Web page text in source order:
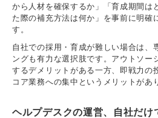
から人材を確保するか」「育成期間は
た際の補充方法は何か」を事前に明確
す。
自社での採用・育成が難しい場合は、
ングも有力な選択肢です。アウトソー
するデメリットがある一方、即戦力の
コア業務への集中というメリットがあ
ヘルプデスクの運営、自社だけ